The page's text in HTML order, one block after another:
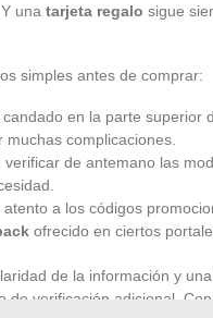
una tarjeta regalo sigue
simples antes de comprar:
en la parte superior
complicaciones.
verificar de antemano las
atento a los códigos
ofrecido en ciertos
de la información y
de verificación adicional.